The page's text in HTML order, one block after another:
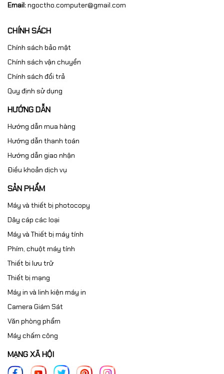
Email:ngoctho.computer@gmail.com
CHÍNH SÁCH
Chính sách bảo mật
Chính sách vận chuyển
Chính sách đổi trả
Quy định sử dụng
HƯỚNG DẪN
Hướng dẫn mua hàng
Hướng dẫn thanh toán
Hướng dẫn giao nhận
Điều khoản dịch vụ
SẢN PHẨM
Máy và thiết bị photocopy
Dây cáp các loại
Máy và Thiết bị máy tính
Phím, chuột máy tính
Thiết bi lưu trữ
Thiết bị mạng
Máy in và linh kiện máy in
Camera Giám Sát
Văn phòng phẩm
Máy chấm công
MẠNG XÃ HỘI